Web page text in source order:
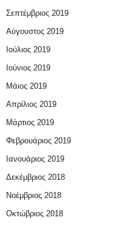
Σεπτέμβριος 2019
Αύγουστος 2019
Ιούλιος 2019
Ιούνιος 2019
Μάιος 2019
Απρίλιος 2019
Μάρτιος 2019
Φεβρουάριος 2019
Ιανουάριος 2019
Δεκέμβριος 2018
Νοέμβριος 2018
Οκτώβριος 2018